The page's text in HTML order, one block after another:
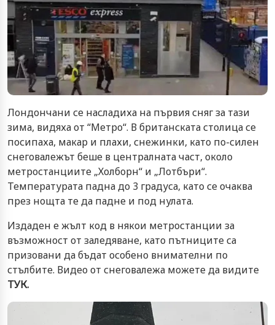
Лондончани се насладиха на първия сняг за тази
зима, видяха от “Метро“. В британската столица се
посипаха, макар и плахи, снежинки, като по-силен
снеговалежът беше в централната част, около
метростанциите „Холборн“ и „Лотбъри“.
Температурата падна до 3 градуса, като се очаква
през нощта те да падне и под нулата.
Издаден е жълт код в някои метростанции за
възможност от заледяване, като пътниците са
призовани да бъдат особено внимателни по
стълбите. Видео от снеговалежа можете да видите
ТУК.